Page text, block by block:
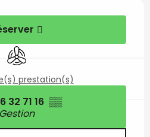
et
Air conditionné
prestation(s)
32 71 16 ▒▒
Gestion